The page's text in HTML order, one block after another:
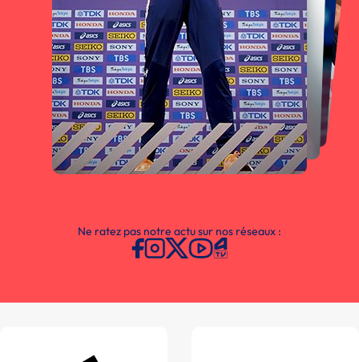
Ne ratez pas notre actu sur nos réseaux :